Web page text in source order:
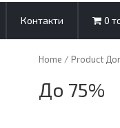
Контакти 0
Home / Product
До 75%